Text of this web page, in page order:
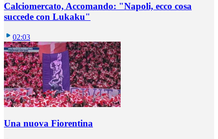
Calciomercato, Accomando: "Napoli, ecco cosa
succede con Lukaku"
02:03
Una nuova Fiorentina